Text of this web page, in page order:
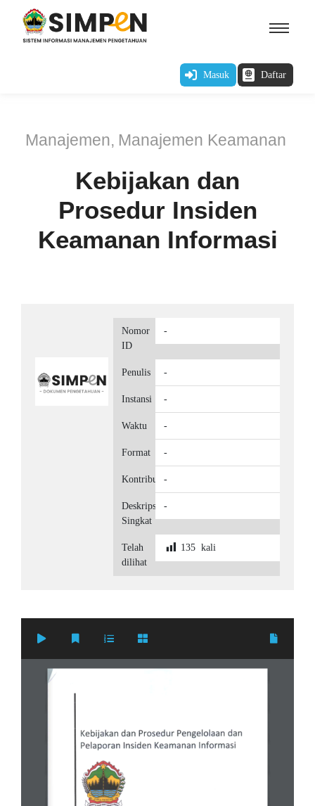
Masuk Daftar
Manajemen, Manajemen Keamanan
Kebijakan dan
Prosedur Insiden
Keamanan Informasi
Nomor
ID
-
Penulis -
Instansi -
Waktu -
Format -
Kontributor
-
Deskripsi
Singkat
-
Telah
dilihat
135kali